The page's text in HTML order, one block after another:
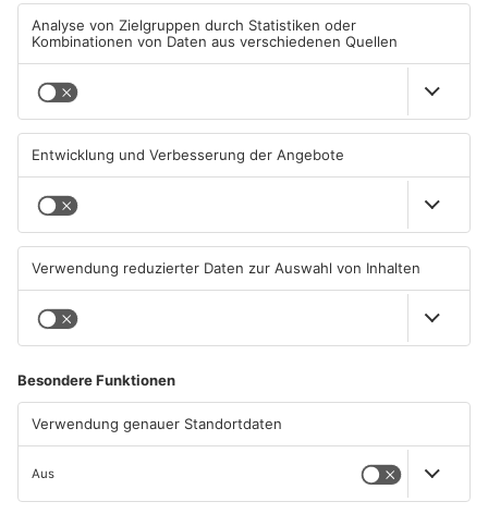
AB: Sperrmüllpresse brennt
auf Recyclinghof
01.08.2026, 14:33 UHR IN
AB: Aktion "Bewegung im
01.08.2026, 08:28 UHR IN